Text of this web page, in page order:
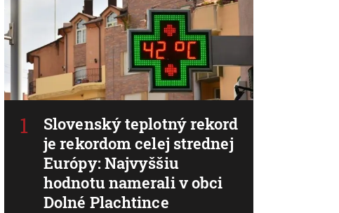
Slovenský teplotný rekord
je rekordom celej strednej
Európy: Najvyššiu
hodnotu namerali v obci
Dolné Plachtince